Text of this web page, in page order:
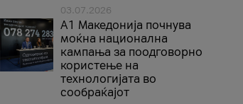
03.07.2026
A1 Македонија почнува
моќна национална
кампања за поодговорно
користење на
технологијата во
сообраќајот